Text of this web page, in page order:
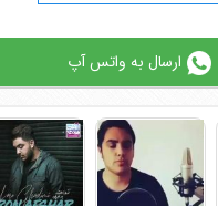
ارسال به واتس آپ